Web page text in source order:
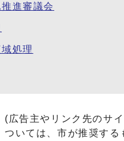
進審議会
処理
(広告主やリンク先のサ
ついては、市が推奨する